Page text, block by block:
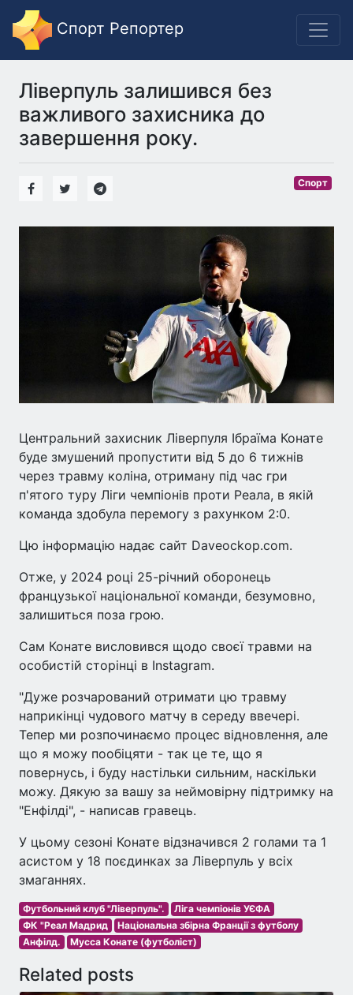
Спорт Репортер
Ліверпуль залишився без
важливого захисника до
завершення року.
Спорт
Центральний захисник Ліверпуля Ібраїма Конате
буде змушений пропустити від 5 до 6 тижнів
через травму коліна, отриману під час гри
п'ятого туру Ліги чемпіонів проти Реала, в якій
команда здобула перемогу з рахунком 2:0.
Цю інформацію надає сайт Daveockop.com.
Отже, у 2024 році 25-річний оборонець
французької національної команди, безумовно,
залишиться поза грою.
Сам Конате висловився щодо своєї травми на
особистій сторінці в Instagram.
"Дуже розчарований отримати цю травму
наприкінці чудового матчу в середу ввечері.
Тепер ми розпочинаємо процес відновлення, але
що я можу пообіцяти - так це те, що я
повернусь, і буду настільки сильним, наскільки
можу. Дякую за вашу за неймовірну підтримку на
"Енфілді", - написав гравець.
У цьому сезоні Конате відзначився 2 голами та 1
асистом у 18 поєдинках за Ліверпуль у всіх
змаганнях.
Футбольний клуб "Ліверпуль".
Ліга чемпіонів УЄФА
ФК "Реал Мадрид
Національна збірна Франції з футболу
Анфілд.
Мусса Конате (футболіст)
Related posts